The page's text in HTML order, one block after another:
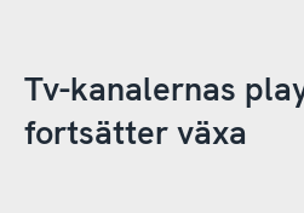
Tv-kanalernas
fortsätter växa